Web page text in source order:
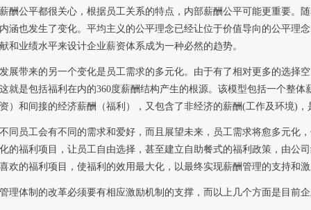
酬公平都很关心，根据员工关系的特点，内部薪酬公平可能更重要。
涵也发生了变化。平均主义的公平理念已经让位于价值导向的公平理
和业绩水平来设计企业薪资体系成为一种必然的趋势。
展带来的另一个变化是员工需求的多元化。由于有了相对更多的选择
就是包括福利在内的360度薪酬结构产生的根源。该模型包括一个整
）和间接的经济薪酬（福利），又包含了非经济的薪酬(工作及环境)
同员工会有不同的需求和爱好，而且展望未来，员工需求将愈多元化
的福利项目，让员工自由选择，甚至建立自助餐式的福利政策，由公
欢的福利项目，使福利的效用最大化，以最终实现薪酬管理的支持和
理体制的改革必须要有相应激励机制的支撑，而以上几个方面是目前